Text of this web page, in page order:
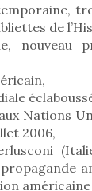
de
nouveau
Nations
2006,
propagande